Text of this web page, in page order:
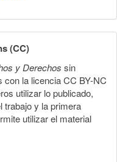
(CC)
y Derechos sin
la licencia CC BY-NC
utilizar lo publicado,
trabajo y la primera
utilizar el material